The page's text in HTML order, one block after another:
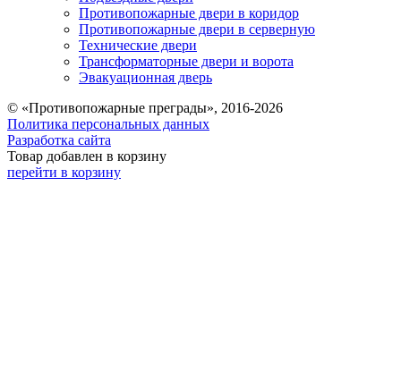
Противопожарные двери в коридор
Противопожарные двери в серверную
Технические двери
Трансформаторные двери и ворота
Эвакуационная дверь
© «Противопожарные преграды», 2016-2026
Политика персональных данных
Разработка сайта
Товар добавлен в корзину
перейти в корзину